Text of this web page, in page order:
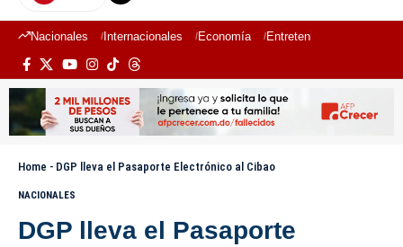
Nacionales Internacionales Economía Entretenimiento
Home - DGP lleva el Pasaporte Electrónico al Cibao
NACIONALES
DGP lleva el Pasaporte